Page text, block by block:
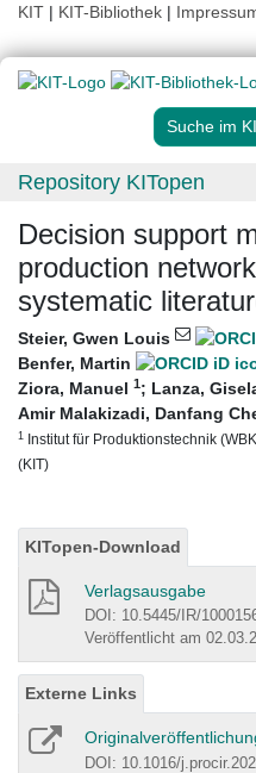
KIT | KIT-Bibliothek |
Suche im
Repository KITopen
Decision support
production
systematic
Steier, Gwen Louis
Benfer, Martin
Ziora, Manuel 1; Lanza,
Amir Malakizadi, Danfang
1 Institut für Produktionstechnik
(KIT)
KITopen-Download
Verlagsausgabe
DOI: 10.5445/IR/
Veröffentlicht am
Externe Links
DOI: 10.1016/